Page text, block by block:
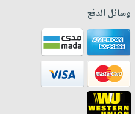
وسائل الدفع